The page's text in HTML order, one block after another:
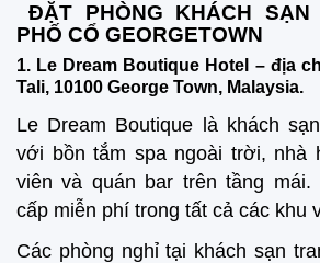
ĐẶT PHÒNG KHÁCH
PHỐ CỔ GEORGETOWN
1. Le Dream Boutique Hotel – địa
Tali, 10100 George Town, Malaysia.
Le Dream Boutique là khách
với bồn tắm spa ngoài trời, nhà
viên và quán bar trên tầng mái.
cấp miễn phí trong tất cả các khu
Các phòng nghỉ tại khách sạn